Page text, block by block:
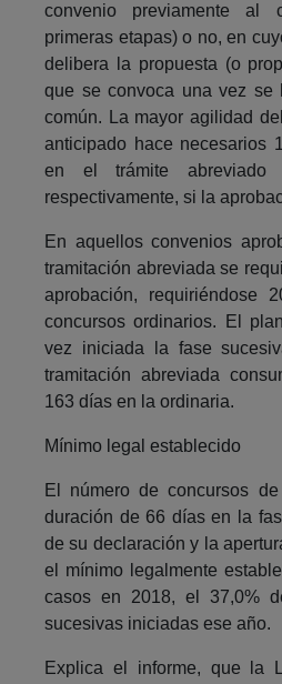
convenio previamente al
primeras etapas) o no, en
delibera la propuesta (o
que se convoca una vez
común. La mayor agilidad
anticipado hace necesarios
en el trámite
respectivamente, si la
En aquellos convenios
tramitación abreviada se
aprobación, requiriéndose
concursos ordinarios. El
vez iniciada la fase
tramitación abreviada
163 días en la ordinaria.
Mínimo legal establecido
El número de concursos
duración de 66 días en la
de su declaración y la
el mínimo legalmente
casos en 2018, el 37,0%
sucesivas iniciadas ese año.
Explica el informe, que la